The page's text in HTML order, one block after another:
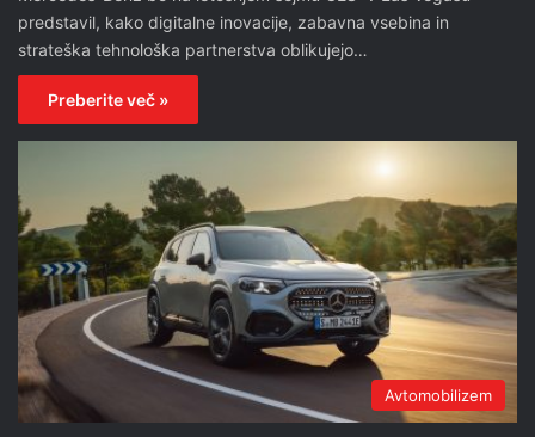
predstavil, kako digitalne inovacije, zabavna vsebina in
strateška tehnološka partnerstva oblikujejo…
Preberite več »
Avtomobilizem